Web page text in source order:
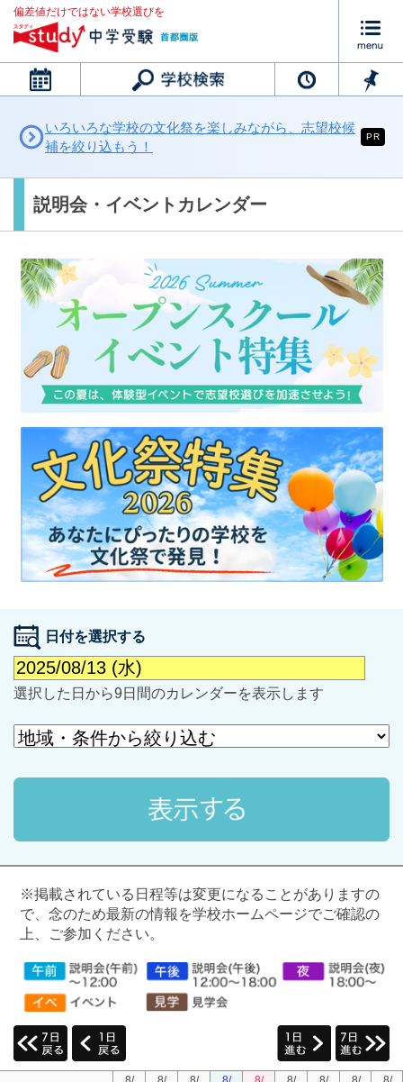
偏差値だけではない学校選びを
カレンダー
最近見た学校
学校閲覧履歴はありません
ブックマークした学校
ブックマークした学校はありません
いろいろな学校の文化祭を楽しみながら、志望校候
補を絞り込もう！
PR
説明会・イベントカレンダー
日付を選択する
選択した日から9日間のカレンダーを表示します
※掲載されている日程等は変更になることがありますの
で、念のため最新の情報を学校ホームページでご確認の
上、ご参加ください。